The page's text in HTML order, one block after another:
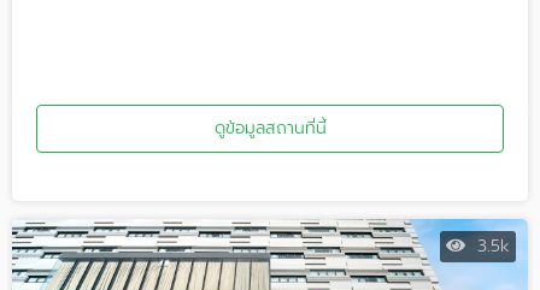
ดูข้อมูลสถานที่นี้
3.5k